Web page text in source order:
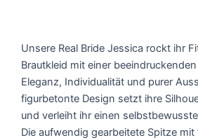
Unsere Real Bride Jessica rockt ihr
Brautkleid mit einer
Eleganz, Individualität und purer
figurbetonte Design setzt ihre
und verleiht ihr einen
Die aufwendig gearbeitete Spitze